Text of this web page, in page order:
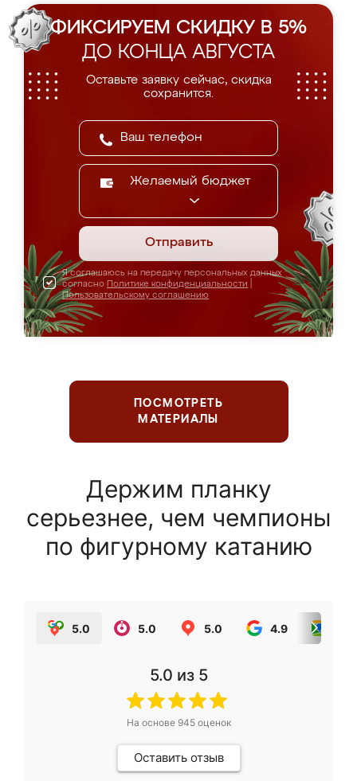
ФИКСИРУЕМ СКИДКУ В 5%
ДО КОНЦА АВГУСТА
Оставьте заявку сейчас, скидка
сохранится.
Желаемый бюджет
Отправить
Я соглашаюсь на передачу персональных данных
согласно Политике конфиденциальности
Пользовательскому соглашению
ПОСМОТРЕТЬ
МАТЕРИАЛЫ
Держим планку
серьезнее, чем чемпионы
по фигурному катанию
5.0 5.0 5.0 4.9
5.0 из 5
На основе 945оценок
Оставить отзыв